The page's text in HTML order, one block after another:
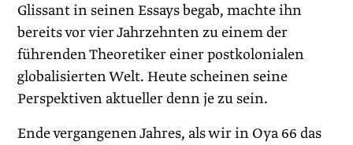
Glissant in seinen Essays begab, machte ihn
bereits vor vier Jahrzehnten zu einem der
führenden Theoretiker einer postkolonialen
globalisierten Welt. Heute scheinen seine
Perspektiven aktueller denn je zu sein.
Ende vergangenen Jahres, als wir in Oya 66 das